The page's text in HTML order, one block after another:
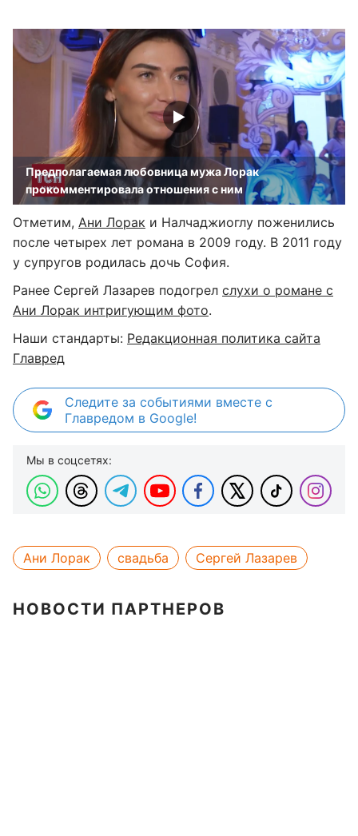
Предполагаемая любовница мужа Лорак
прокомментировала отношения с ним
Отметим, Ани Лорак и Налчаджиоглу поженились
после четырех лет романа в 2009 году. В 2011 году
у супругов родилась дочь София.
Ранее Сергей Лазарев подогрел слухи о романе с
Ани Лорак интригующим фото.
Наши стандарты: Редакционная политика сайта
Главред
Следите за событиями вместе с
Главредом в Google!
Мы в соцсетях:
Ани Лорак свадьба Сергей Лазарев
НОВОСТИ ПАРТНЕРОВ